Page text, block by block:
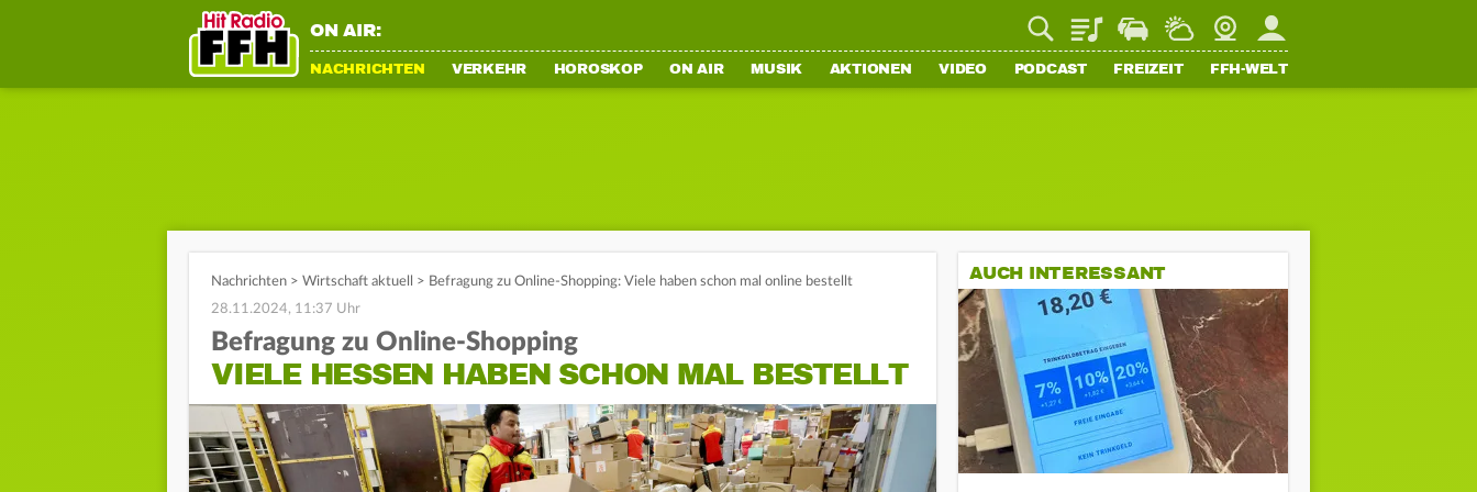
ON AIR: PlaylistStaupilotWetterWebcamMein FFH
NACHRICHTEN VERKEHR HOROSKOP ON AIR MUSIK AKTIONEN VIDEO PODCAST FREIZEIT FFH-WELT
Nachrichten > Wirtschaft aktuell > Befragung zu Online-Shopping: Viele haben schon mal online bestellt
28.11.2024, 11:37 Uhr
Befragung zu Online-Shopping
VIELE HESSEN HABEN SCHON MAL BESTELLT
AUCH INTERESSANT